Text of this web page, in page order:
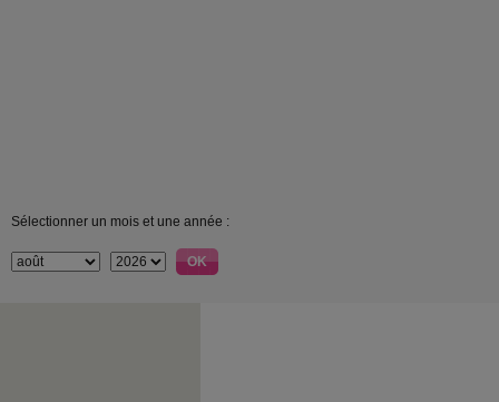
Sélectionner un mois et une année :